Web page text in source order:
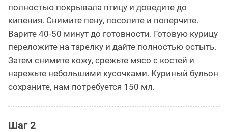
полностью покрывала птицу и доведите до
кипения. Снимите пену, посолите и поперчите.
Варите 40-50 минут до готовности. Готовую курицу
переложите на тарелку и дайте полностью остыть.
Затем снимите кожу, срежьте мясо с костей и
нарежьте небольшими кусочками. Куриный бульон
сохраните, нам потребуется 150 мл.
Шаг 2